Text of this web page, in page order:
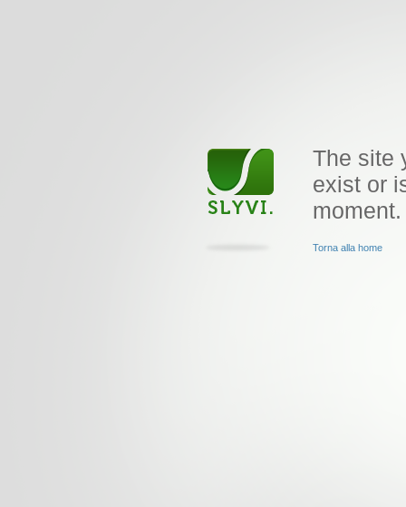
The site
exist or
moment.
Torna alla home